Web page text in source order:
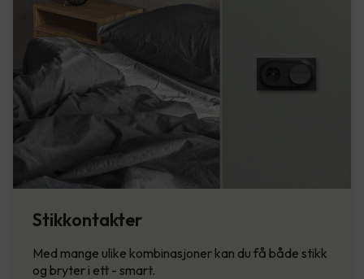
Stikkontakter
Med mange ulike kombinasjoner kan du få både stikk
og bryter i ett - smart.